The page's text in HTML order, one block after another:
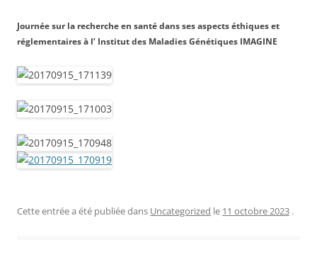
Journée sur la recherche en santé dans ses aspects éthiques et
réglementaires à l’ Institut des Maladies Génétiques IMAGINE
Cette entrée a été publiée dans Uncategorized le 11 octobre 2023 .